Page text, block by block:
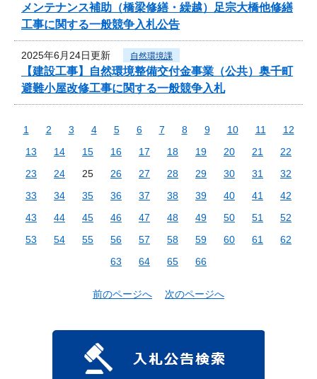
メンテナンス補助（橋梁修繕・繰越）足宗大橋他修繕
工事に関する一般競争入札公告
2025年6月24日更新 自然環境課
【建設工事】自然環境整備交付金事業（公共）奥千町
避難小屋改修工事に関する一般競争入札
1 2 3 4 5 6 7 8 9 10 11
12
13
14 15 16 17 18 19 20 21
22
23
24 25 26 27 28 29 30 31
32
33
34 35 36 37 38 39 40 41
42
43
44 45 46 47 48 49 50 51
52
53
54 55 56 57 58 59 60 61
62
63
64 65 66
前のページへ 次のページへ